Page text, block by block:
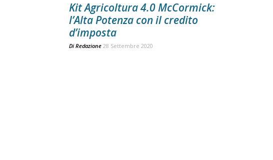
Kit Agricoltura 4.0 McCormick:
l’Alta Potenza con il credito
d’imposta
Di Redazione 28 Settembre 2020